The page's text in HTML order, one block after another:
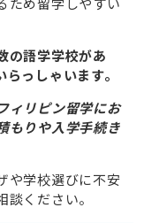
ため留学しやすい
の語学学校があ
っしゃいます。
ィリピン留学にお
もりや入学手続き
や学校選びに不安
ください。